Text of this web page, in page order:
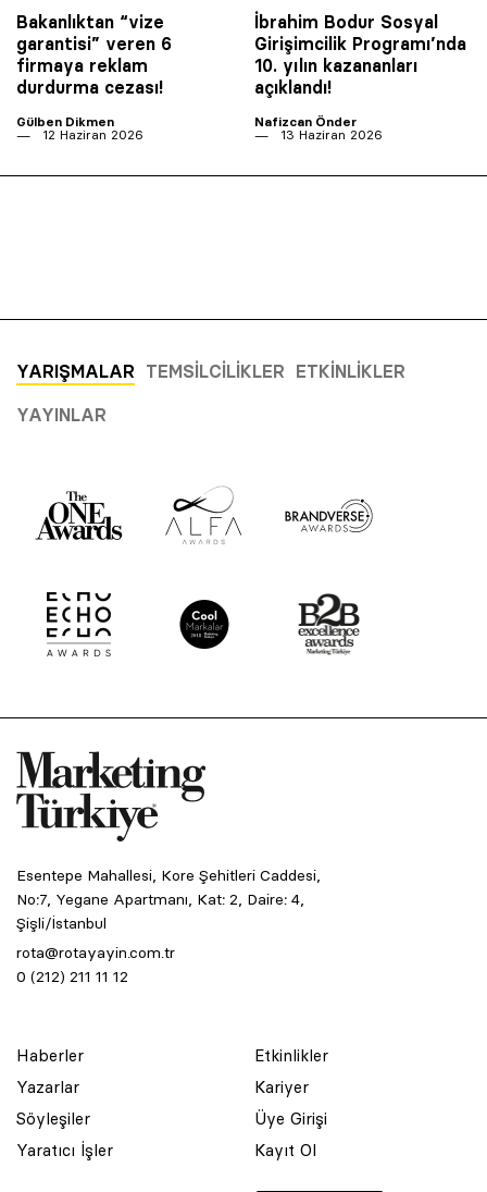
Bakanlıktan “vize
garantisi” veren 6
firmaya reklam
durdurma cezası!
Gülben Dikmen
12 Haziran 2026
İbrahim Bodur Sosyal
Girişimcilik Programı’nda
10. yılın kazananları
açıklandı!
Nafizcan Önder
13 Haziran 2026
YARIŞMALAR TEMSILCILIKLER ETKINLIKLER
YAYINLAR
Esentepe Mahallesi, Kore Şehitleri Caddesi,
No:7, Yegane Apartmanı, Kat: 2, Daire: 4,
Şişli/İstanbul
rota@rotayayin.com.tr
0 (212) 211 11 12
Haberler
Yazarlar
Söyleşiler
Yaratıcı İşler
Etkinlikler
Kariyer
Üye Girişi
Kayıt Ol